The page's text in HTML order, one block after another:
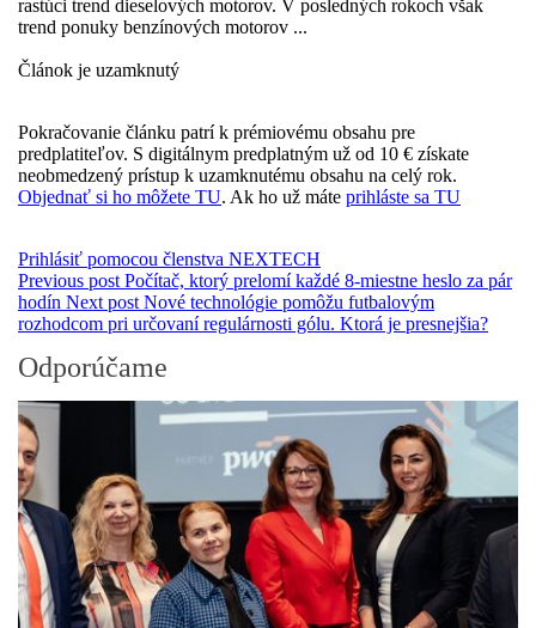
rastúci trend dieselových motorov. V posledných rokoch však
trend ponuky benzínových motorov ...
Článok je uzamknutý
Pokračovanie článku patrí k prémiovému obsahu pre
predplatiteľov. S digitálnym predplatným už od 10 € získate
neobmedzený prístup k uzamknutému obsahu na celý rok.
Objednať si ho môžete TU. Ak ho už máte prihláste sa TU
Prihlásiť pomocou členstva NEXTECH
Previous post Počítač, ktorý prelomí každé 8-miestne heslo za pár
hodín Next post Nové technológie pomôžu futbalovým
rozhodcom pri určovaní regulárnosti gólu. Ktorá je presnejšia?
Odporúčame